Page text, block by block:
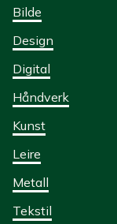
Bilde
Design
Digital
Håndverk
Kunst
Leire
Metall
Tekstil